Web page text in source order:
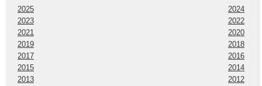
2025
2024
2023
2022
2021
2020
2019
2018
2017
2016
2015
2014
2013
2012